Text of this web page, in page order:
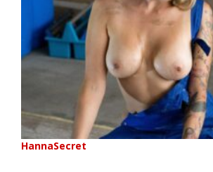
HannaSecret